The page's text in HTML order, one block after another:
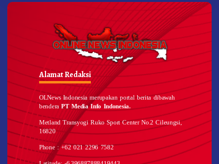
Alamat Redaksi
OLNews Indonesia merupakan portal berita dibawah
benderaPT Media Info Indonesia.
Metland Transyogi Ruko Sport Center No.2 Cileungsi,
16820
Phone : +62 021 2296 7582